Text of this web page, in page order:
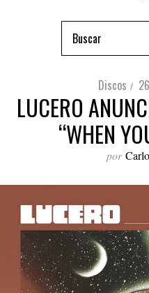
Discos
LUCERO
“WHEN
por